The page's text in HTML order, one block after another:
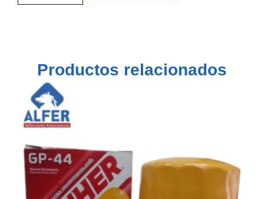
Productos relacionados